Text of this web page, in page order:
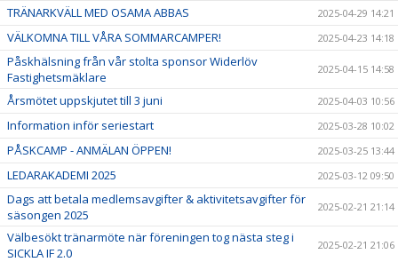
TRÄNARKVÄLL MED OSAMA ABBAS 2025-04-29 14:21
VÄLKOMNA TILL VÅRA SOMMARCAMPER! 2025-04-23 14:18
Påskhälsning från vår stolta sponsor Widerlöv
Fastighetsmäklare
2025-04-15 14:58
Årsmötet uppskjutet till 3 juni 2025-04-03 10:56
Information inför seriestart 2025-03-28 10:02
PÅSKCAMP - ANMÄLAN ÖPPEN! 2025-03-25 13:44
LEDARAKADEMI 2025 2025-03-12 09:50
Dags att betala medlemsavgifter & aktivitetsavgifter för
säsongen 2025
2025-02-21 21:14
Välbesökt tränarmöte när föreningen tog nästa steg i
SICKLA IF 2.0
2025-02-21 21:06